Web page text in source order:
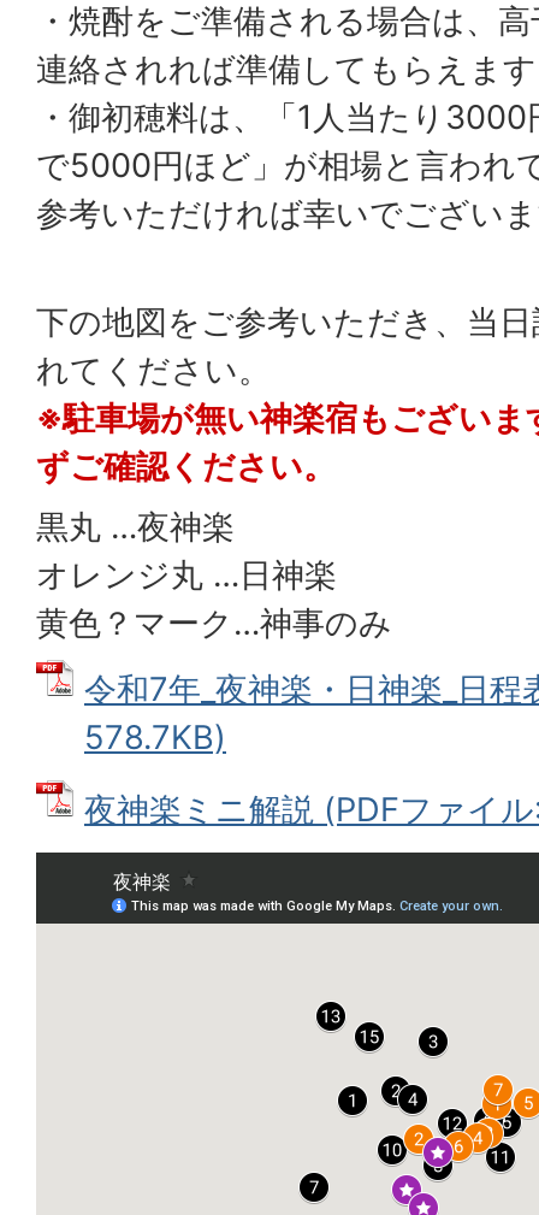
・焼酎をご準備される場合は、
連絡されれば準備してもらえま
・御初穂料は、「1人当たり
で5000円ほど」が相場と言われ
参考いただければ幸いでござい
下の地図をご参考いただき、当
れてください。
※駐車場が無い神楽宿もございま
ずご確認ください。
黒丸 …夜神楽
オレンジ丸 …日神楽
黄色？マーク…神事のみ
令和7年_夜神楽・日神楽_日
578.7KB)
夜神楽ミニ解説 (PDFファイ